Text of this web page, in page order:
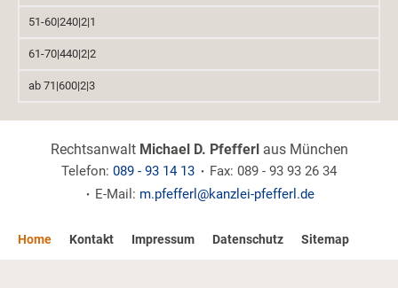
Home Kontakt Impressum Datenschutz Sitemap
51-60|240|2|1
61-70|440|2|2
ab 71|600|2|3
Rechtsanwalt Michael D. Pfefferlaus München
Telefon: 089 - 93 14 13
Fax: 089 - 93 93 26 34
E-Mail: m.pfefferl@kanzlei-pfefferl.de